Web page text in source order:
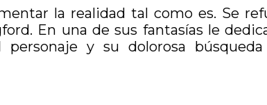
la realidad tal como es. Se
En una de sus fantasías le
y su dolorosa